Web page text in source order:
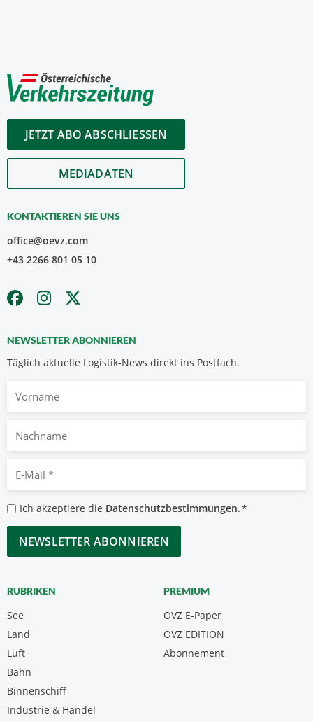
JETZT ABO ABSCHLIESSEN
MEDIADATEN
KONTAKTIEREN SIE UNS
office@oevz.com
+43 2266 801 05 10
NEWSLETTER ABONNIEREN
Täglich aktuelle Logistik-News direkt ins Postfach.
Nachname
Mail
*
Datenschutzbestimmungen
*
Ich akzeptiere die Datenschutzbestimmungen.*
CAPTCHA
RUBRIKEN
See
Land
Luft
Bahn
Binnenschiff
Industrie & Handel
PREMIUM
ÖVZ E-Paper
Abonnement
ÖVZ EDITION